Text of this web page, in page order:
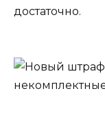
достаточно.